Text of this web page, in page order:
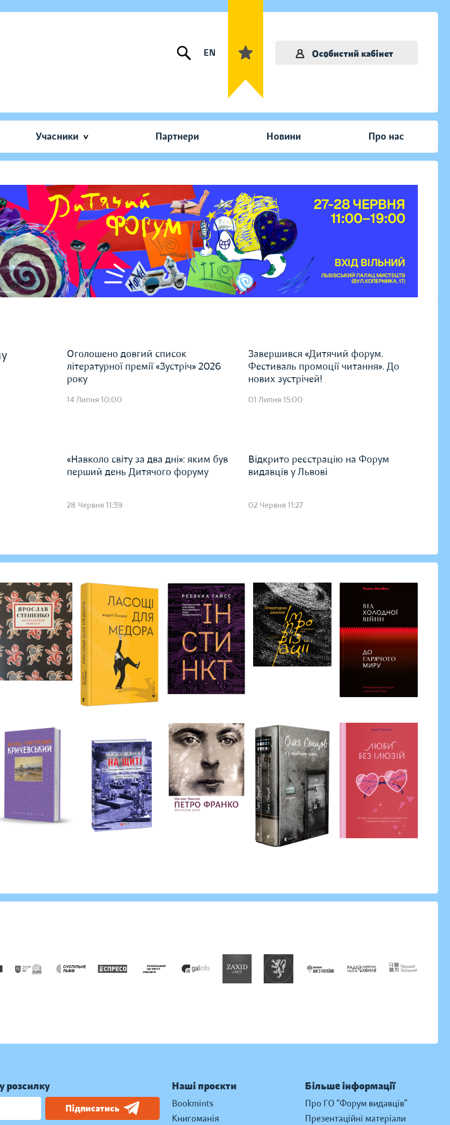
EN Особистий кабінет
Учасники Партнери Новини Про нас
Оголошено довгий список
літературної премії «Зустріч» 2026
року
14 Липня 10:00
Завершився «Дитячий форум.
Фестиваль промоції читання». До
нових зустрічей!
01 Липня 15:00
«Навколо світу за два дні»: яким був
перший день Дитячого форуму
28 Червня 11:39
Відкрито реєстрацію на Форум
видавців у Львові
02 Червня 11:27
розсилку
Підписатись
Наші проєкти
Bookmints
Книгоманія
Більше інформації
Про ГО “Форум видавців”
Презентаційні матеріали